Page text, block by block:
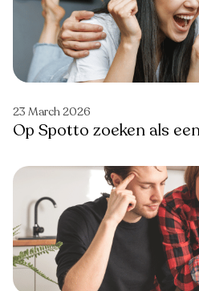
23 March 2026
Op Spotto zoeken als